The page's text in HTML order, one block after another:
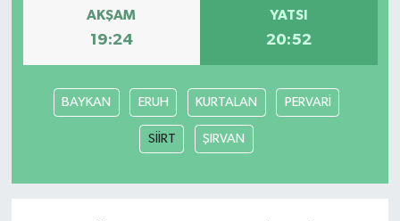
AKŞAM
19:24
YATSI
20:52
BAYKAN ERUH KURTALAN PERVARİ
SİİRT ŞIRVAN
Yaşam